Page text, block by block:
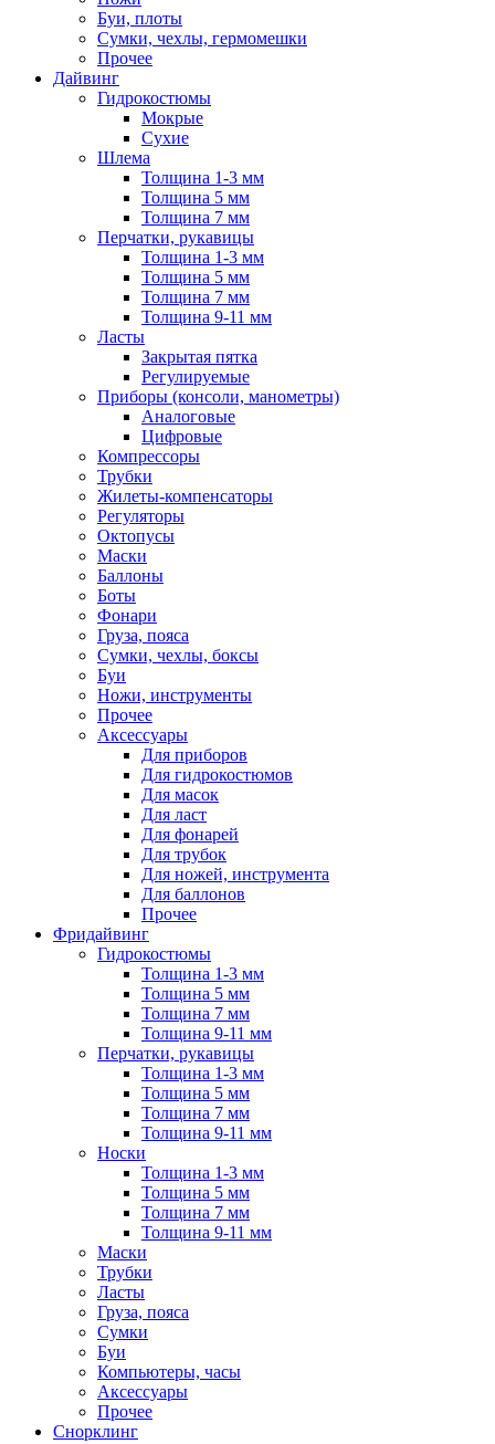
Буи, плоты
Сумки, чехлы, гермомешки
Прочее
Дайвинг
Гидрокостюмы
Мокрые
Сухие
Шлема
Толщина 1-3 мм
Толщина 5 мм
Толщина 7 мм
Перчатки, рукавицы
Толщина 1-3 мм
Толщина 5 мм
Толщина 7 мм
Толщина 9-11 мм
Ласты
Закрытая пятка
Регулируемые
Приборы (консоли, манометры)
Аналоговые
Цифровые
Компрессоры
Трубки
Жилеты-компенсаторы
Регуляторы
Октопусы
Маски
Баллоны
Боты
Фонари
Груза, пояса
Сумки, чехлы, боксы
Буи
Ножи, инструменты
Прочее
Аксессуары
Для приборов
Для гидрокостюмов
Для масок
Для ласт
Для фонарей
Для трубок
Для ножей, инструмента
Для баллонов
Прочее
Фридайвинг
Гидрокостюмы
Толщина 1-3 мм
Толщина 5 мм
Толщина 7 мм
Толщина 9-11 мм
Перчатки, рукавицы
Толщина 1-3 мм
Толщина 5 мм
Толщина 7 мм
Толщина 9-11 мм
Носки
Толщина 1-3 мм
Толщина 5 мм
Толщина 7 мм
Толщина 9-11 мм
Маски
Трубки
Ласты
Груза, пояса
Сумки
Буи
Компьютеры, часы
Аксессуары
Прочее
Снорклинг